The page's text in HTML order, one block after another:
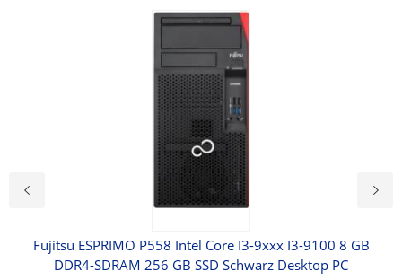
Fujitsu ESPRIMO P558 Intel Core I3-9xxx I3-9100 8 GB
DDR4-SDRAM 256 GB SSD Schwarz Desktop PC